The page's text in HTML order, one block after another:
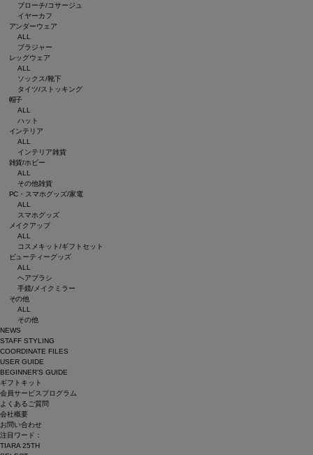
ブローチ/コサージュ
イヤーカフ
アンダーウェア
ALL
ブラジャー
レッグウェア
ALL
ソックス/靴下
タイツ/ストッキング
帽子
ALL
ハット
インテリア
ALL
インテリア雑貨
雑貨/ホビー
ALL
その他雑貨
PC・スマホグッズ/家電
ALL
スマホグッズ
メイクアップ
ALL
コスメキット/ギフトセット
ビューティーグッズ
ALL
ヘアブラシ
手鏡/メイクミラー
その他
ALL
その他
NEWS
STAFF STYLING
COORDINATE FILES
USER GUIDE
BEGINNER’S GUIDE
ギフトキット
会員サービスプログラム
よくあるご質問
会社概要
お問い合わせ
注目ワード：
TIARA 25TH